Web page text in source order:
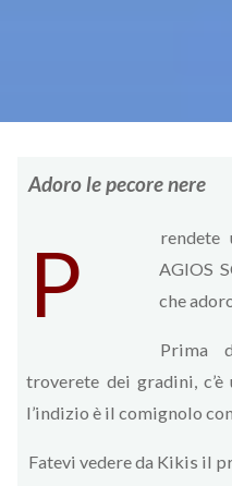
Adoro le pecore nere
P
rendete
AGIOS
che
Prima
troverete dei gradini, c’è
l’indizio è il comignolo
Fatevi vedere da Kikis il